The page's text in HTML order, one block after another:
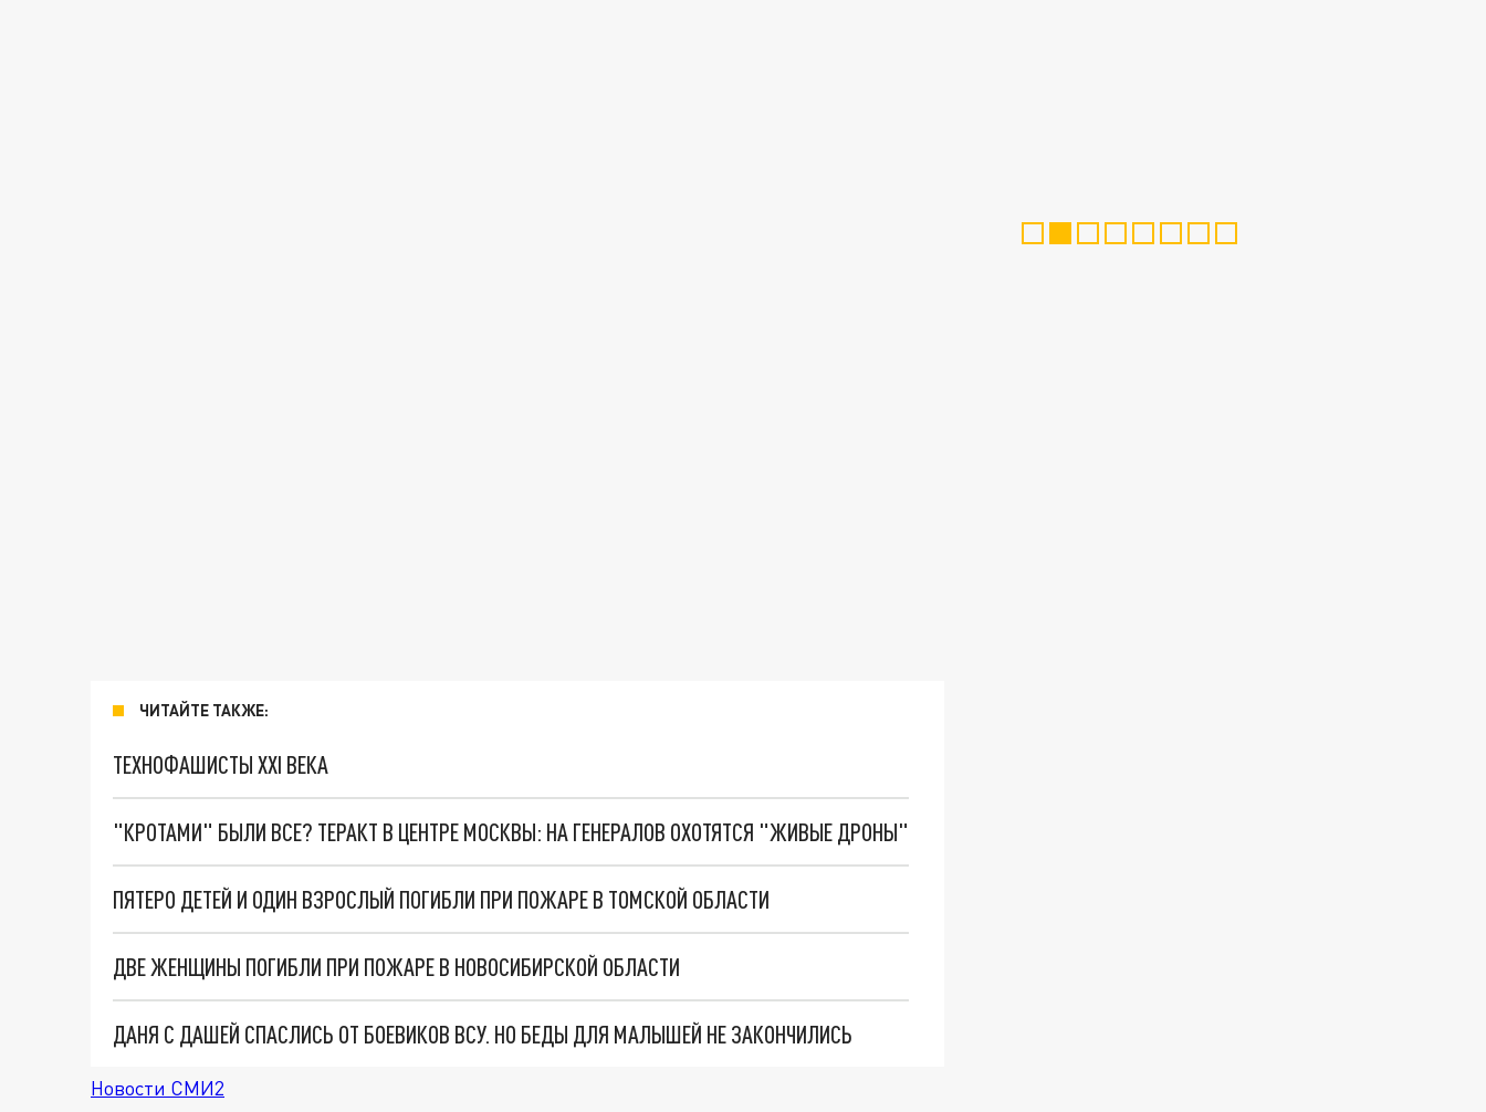
ЧИТАЙТЕ ТАКЖЕ:
ТЕХНОФАШИСТЫ XXI ВЕКА
"КРОТАМИ" БЫЛИ ВСЕ? ТЕРАКТ В ЦЕНТРЕ МОСКВЫ: НА ГЕНЕРАЛОВ ОХОТЯТСЯ "ЖИВЫЕ ДРОНЫ"
ПЯТЕРО ДЕТЕЙ И ОДИН ВЗРОСЛЫЙ ПОГИБЛИ ПРИ ПОЖАРЕ В ТОМСКОЙ ОБЛАСТИ
ДВЕ ЖЕНЩИНЫ ПОГИБЛИ ПРИ ПОЖАРЕ В НОВОСИБИРСКОЙ ОБЛАСТИ
ДАНЯ С ДАШЕЙ СПАСЛИСЬ ОТ БОЕВИКОВ ВСУ. НО БЕДЫ ДЛЯ МАЛЫШЕЙ НЕ ЗАКОНЧИЛИСЬ
Новости СМИ2